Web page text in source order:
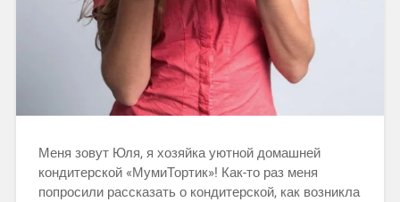
Меня зовут Юля, я хозяйка уютной домашней
кондитерской «МумиТортик»! Как-то раз меня
попросили рассказать о кондитерской, как возникла